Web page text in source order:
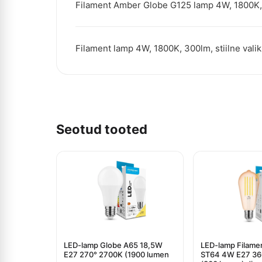
Filament Amber Globe G125 lamp 4W,
Filament lamp 4W, 1800K, 300lm, stiilne
Seotud tooted
LED-lamp Globe A65 18,5W
E27 270° 2700K (1900 lumen
LED-lamp
ST64 4W E27